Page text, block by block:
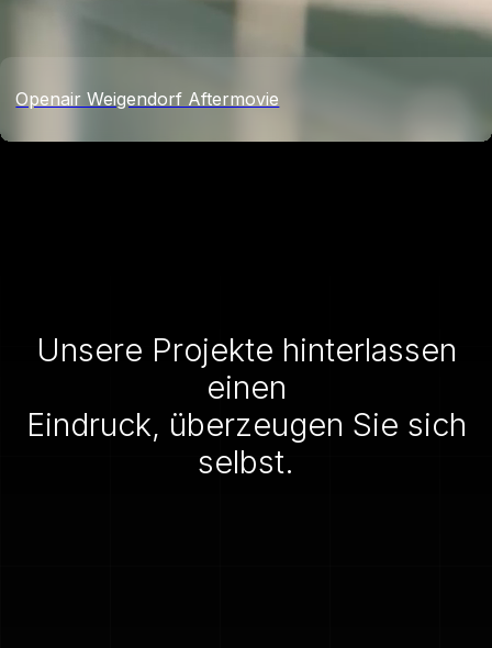
Openair Weigendorf Aftermovie
Unsere Projekte hinterlassen
einen
Eindruck, überzeugen Sie sich
selbst.